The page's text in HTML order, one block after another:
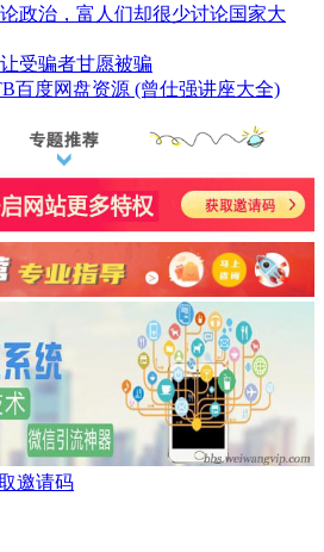
政治，富人们却很少讨论国家大
受骗者甘愿被骗
百度网盘资源 (曾仕强讲座大全)
邀请码